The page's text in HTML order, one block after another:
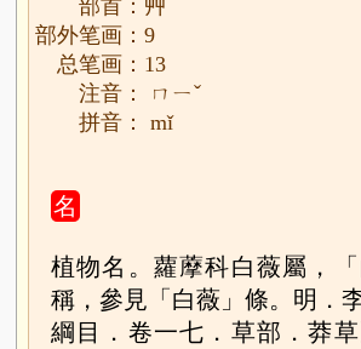
部首：艸
部外笔画：9
总笔画：13
注音： ㄇㄧˇ
拼音： mǐ
名
植物名。蘿藦科白薇屬，
稱，參見「白薇」條。明．
綱目．卷一七．草部．莽